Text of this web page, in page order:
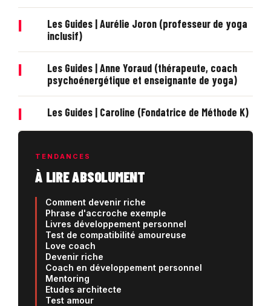
|
Les Guides | Aurélie Joron (professeur de yoga
inclusif)
|
Les Guides | Anne Yoraud (thérapeute, coach
psychoénergétique et enseignante de yoga)
| Les Guides | Caroline (Fondatrice de Méthode K)
TENDANCES
À LIRE ABSOLUMENT
Comment devenir riche
Phrase d'accroche exemple
Livres développement personnel
Test de compatibilité amoureuse
Love coach
Devenir riche
Coach en développement personnel
Mentoring
Etudes architecte
Test amour